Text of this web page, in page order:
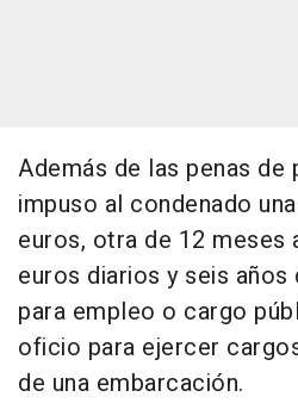
Además de las penas de
impuso al condenado
euros, otra de 12 meses
euros diarios y seis años
para empleo o cargo
oficio para ejercer
de una embarcación.